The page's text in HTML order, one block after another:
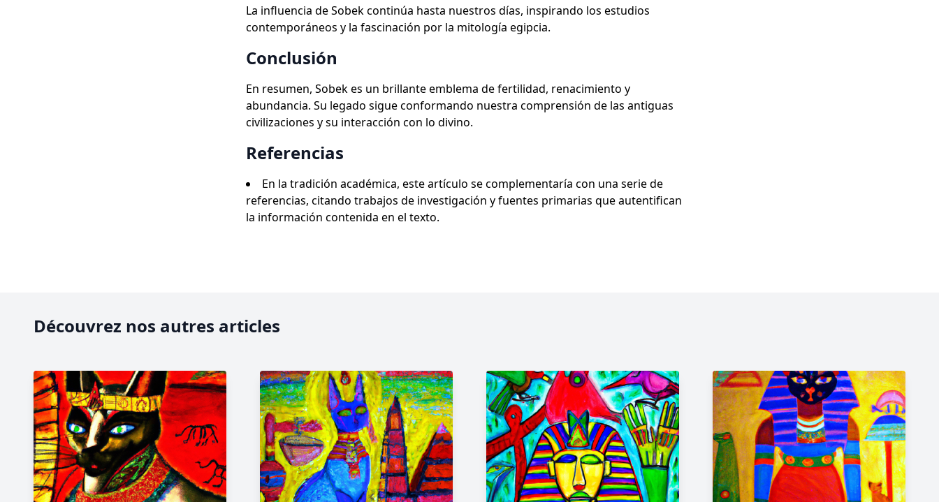
La influencia de Sobek continúa hasta nuestros días, inspirando los estudios
contemporáneos y la fascinación por la mitología egipcia.
Conclusión
En resumen, Sobek es un brillante emblema de fertilidad, renacimiento y
abundancia. Su legado sigue conformando nuestra comprensión de las antiguas
civilizaciones y su interacción con lo divino.
Referencias
En la tradición académica, este artículo se complementaría con una serie de
referencias, citando trabajos de investigación y fuentes primarias que autentifican
la información contenida en el texto.
Découvrez nos autres articles